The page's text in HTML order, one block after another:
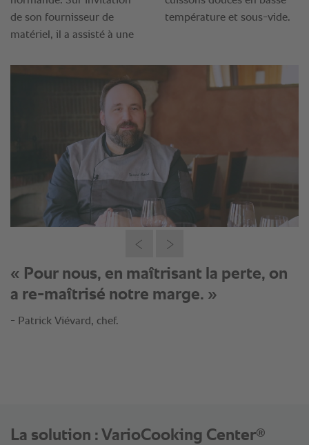
« Pour nous, en maîtrisant la perte, on
a re-maîtrisé notre marge. »
- Patrick Viévard, chef.
La solution : VarioCooking Center®